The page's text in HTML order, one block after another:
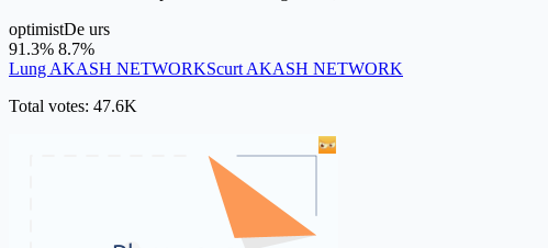
optimistDe urs
91.3% 8.7%
Lung AKASH NETWORKScurt AKASH NETWORK
Total votes: 47.6K